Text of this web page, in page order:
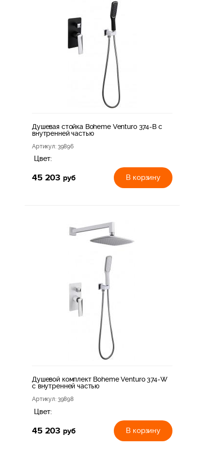
Душевая стойка Boheme Venturo 374-B с
внутренней частью
Артикул: 39896
Цвет:
45 203 руб В корзину
Душевой комплект Boheme Venturo 374-W
с внутренней частью
Артикул: 39898
Цвет:
45 203 руб В корзину